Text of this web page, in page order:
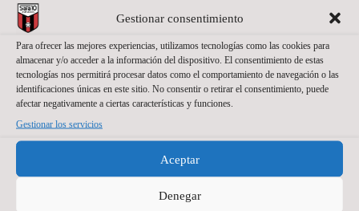
Gestionar consentimiento
Para ofrecer las mejores experiencias, utilizamos tecnologías como las cookies para
almacenar y/o acceder a la información del dispositivo. El consentimiento de estas
tecnologías nos permitirá procesar datos como el comportamiento de navegación o las
identificaciones únicas en este sitio. No consentir o retirar el consentimiento, puede
afectar negativamente a ciertas características y funciones.
Gestionar los servicios
Aceptar
Denegar
afrontará en Zaragoza
su primera
experiencia en el
fútbol sala español.
Tiene 21 años, pero
detrás hay ya bastante
Read More »
años, llega a Zaragoza
después de varias
temporadas
compitiendo como
portero titular en
Brasil